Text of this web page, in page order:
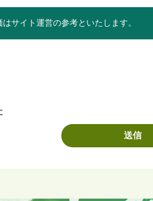
サイト運営の参考といたします。